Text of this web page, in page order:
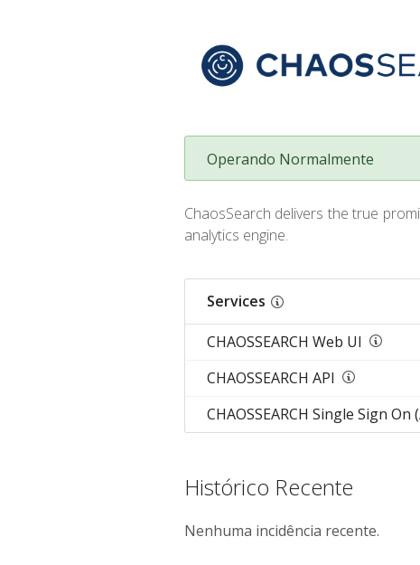
Operando Normalmente
ChaosSearch delivers the true
analytics engine.
Services
CHAOSSEARCH Web UI
CHAOSSEARCH API
CHAOSSEARCH Single Sign On
Histórico Recente
Nenhuma incidência recente.